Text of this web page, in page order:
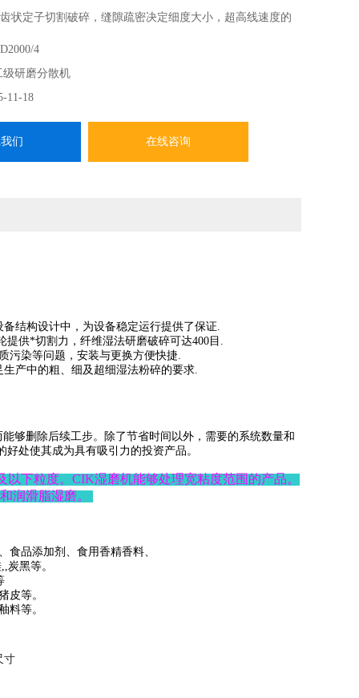
状定子切割破碎，缝隙疏密决定细度大小，超高线速度的
式机械密封，*上解决了高速运转下的物料泄漏以及冷却介
4
级研磨分散机
11-18
们 在线咨询
结构设计中，为设备稳定运行提供了保证.
供*切割力，纤维湿法研磨破碎可达400目.
污染等问题，安装与更换方便快捷.
产中的粗、细及超细湿法粉碎的要求.
够删除后续工步。除了节省时间以外，需要的系统数量和
好处使其成为具有吸引力的投资产品。
下粒度。 CIK湿磨机能够处理宽粘度范围的产品。
润滑脂湿磨。
食品添加剂、食用香精香料、
黑等。
皮等。
料等。
寸